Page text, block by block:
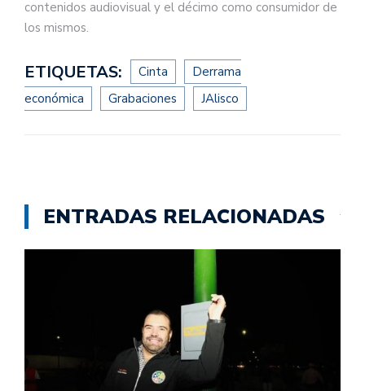
contenidos audiovisual y el décimo como consumidor de
los mismos.
ETIQUETAS: Cinta
Derrama
económica
Grabaciones JAlisco
ENTRADAS RELACIONADAS